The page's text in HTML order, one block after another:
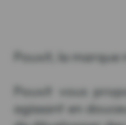
Pouxit, la marque
Pouxit vous
agissant en